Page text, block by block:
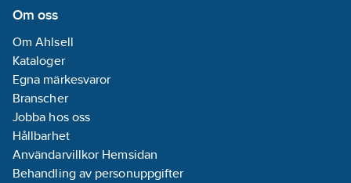
Om oss
Om Ahlsell
Kataloger
Egna märkesvaror
Branscher
Jobba hos oss
Hållbarhet
Användarvillkor Hemsidan
Behandling av personuppgifter